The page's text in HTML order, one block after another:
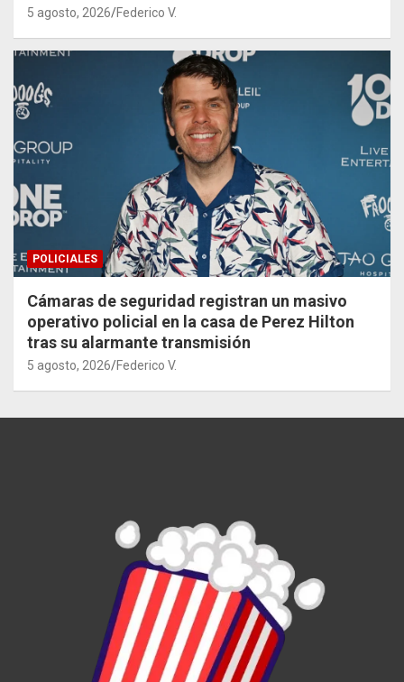
5 agosto, 2026 Federico V.
POLICIALES
Cámaras de seguridad registran un masivo
operativo policial en la casa de Perez Hilton
tras su alarmante transmisión
5 agosto, 2026 Federico V.